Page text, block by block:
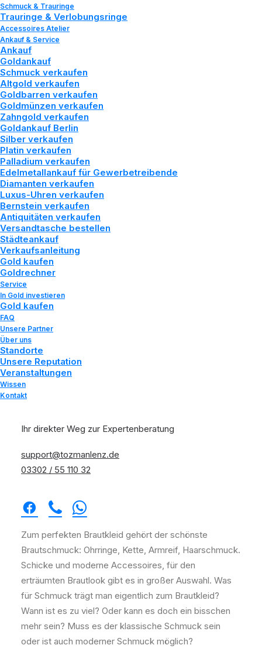
Schmuck & Trauringe
Trauringe & Verlobungsringe
Accessoires Atelier
Ankauf & Service
Ankauf
Goldankauf
Schmuck verkaufen
Altgold verkaufen
Goldbarren verkaufen
Goldmünzen verkaufen
Zahngold verkaufen
Goldankauf Berlin
Silber verkaufen
Platin verkaufen
Palladium verkaufen
Edelmetallankauf für Gewerbetreibende
Diamanten verkaufen
Luxus-Uhren verkaufen
Bernstein verkaufen
Antiquitäten verkaufen
Versandtasche bestellen
Städteankauf
Verkaufsanleitung
Gold kaufen
Goldrechner
Service
In Gold investieren
Gold kaufen
FAQ
Unsere Partner
Über uns
Standorte
Unsere Reputation
Veranstaltungen
Wissen
Kontakt
Ihr direkter Weg zur Expertenberatung
support@tozmanlenz.de
03302 / 55 110 32
SCHÖNSTEN TAG
IHRES LEBENS –
HOCHZEITSSCHMUCK
MIT PERLEN
Hochzeitsschmuck mit Perlen
Home
Für den schönsten Tag Ihres Lebens –
Zum perfekten Brautkleid gehört der schönste
Brautschmuck: Ohrringe, Kette, Armreif, Haarschmuck.
Schicke und moderne Accessoires, für den
erträumten Brautlook gibt es in großer Auswahl. Was
für Schmuck trägt man eigentlich zum Brautkleid?
Wann ist es zu viel? Oder kann es doch ein bisschen
mehr sein? Muss es der klassische Schmuck sein
oder ist auch moderner Schmuck möglich?